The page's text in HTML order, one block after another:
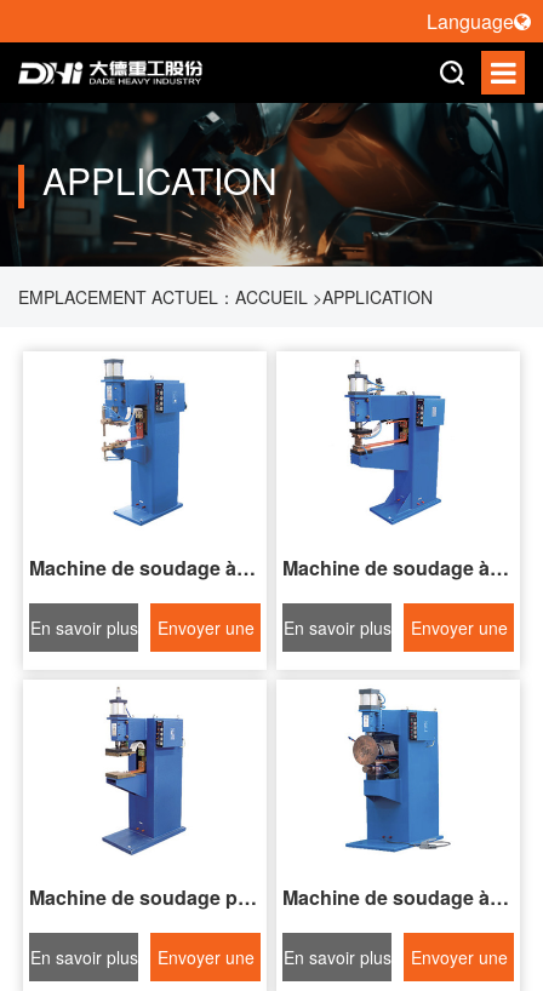
APPLICATION
EMPLACEMENT ACTUEL： ACCUEIL >APPLICATION
Machine de soudage à points pneumatique de la série DN
En savoir plus
Envoyer une
demande
Machine de soudage à points pneumatique de la série DP
En savoir plus
Envoyer une
demande
Machine de soudage par projection pneumatique de la série DT
En savoir plus
Envoyer une
Machine de soudage à couture série FN-II
En savoir plus
Envoyer une
Language